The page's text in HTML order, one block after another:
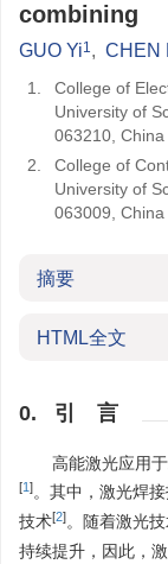
combining
GUO Yi1, CHEN
1.
College of
University of
063210, China
2.
College of
University of
063009, China
摘要
HTML全文
0. 引 言
高能激光应用
[1]。其中，激光焊
技术[2]。随着激光
持续提升，因此，